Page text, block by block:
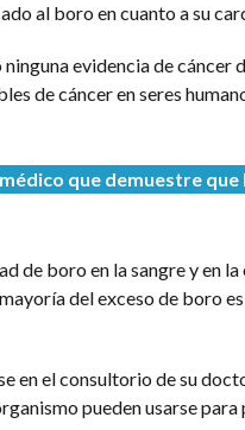
al boro en cuanto a su
evidencia de
de cáncer en seres
que demuestre
de boro en la sangre y en
del exceso de boro
en el consultorio de su
pueden usarse